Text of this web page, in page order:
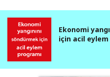
Ekonomi
için acil eylem